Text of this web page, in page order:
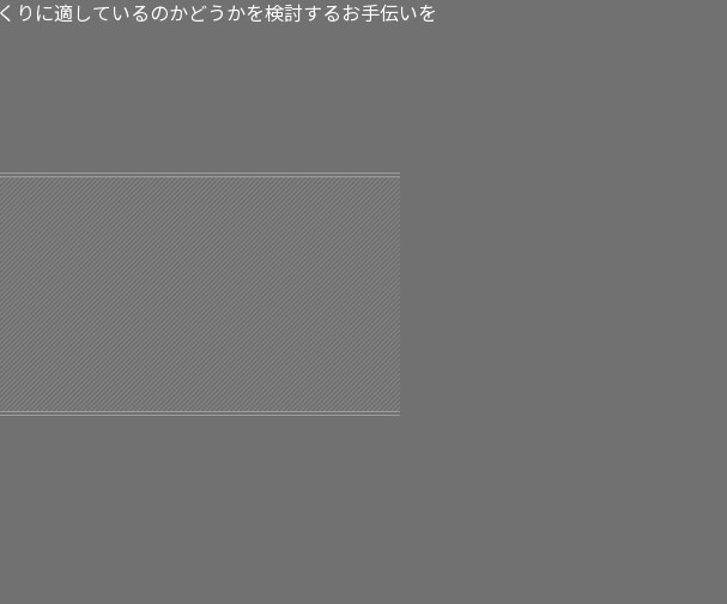
に適しているのかどうかを検討するお手伝いを